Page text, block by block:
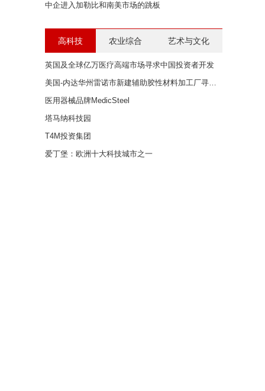
中企进入加勒比和南美市场的跳板
高科技 农业综合 艺术与文化
英国及全球亿万医疗高端市场寻求中国投资者开发
美国-内达华州雷诺市新建辅助胶性材料加工厂寻求中国投资者
医用器械品牌MedicSteel
塔马纳科技园
T4M投资集团
爱丁堡：欧洲十大科技城市之一